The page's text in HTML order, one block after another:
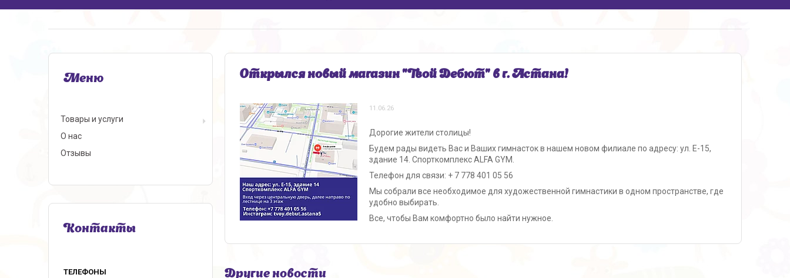
Открылся новый магазин "Твой Дебют" в г. Астана!
11.06.26
Дорогие жители столицы!
Будем рады видеть Вас и Ваших гимнасток в нашем новом филиале по адресу: ул. Е-15,
здание 14. Спорткомплекс ALFA GYM.
Телефон для связи: + 7 778 401 05 56
Мы собрали все необходимое для художественной гимнастики в одном пространстве, где
удобно выбирать.
Все, чтобы Вам комфортно было найти нужное.
Другие новости
Товары и услуги
О нас
Отзывы
Контакты